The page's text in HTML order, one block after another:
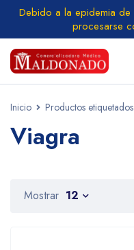
Debido a la epidemia de
procesarse
Inicio Productos
Viagra
Mostrar 12